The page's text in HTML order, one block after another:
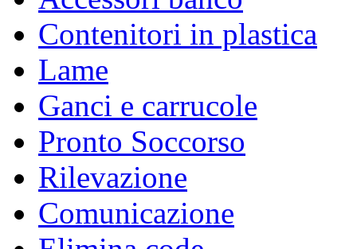
ACCESSORI E RICAMBI
PER L’INDUSTRIA AGRO-ALIMENTARE E SPACCI
Contenitori in plastica
Lame
Ganci e carrucole
Pronto Soccorso
Rilevazione
Comunicazione